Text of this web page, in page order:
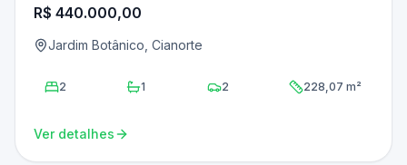
R$ 440.000,00
Jardim Botânico, Cianorte
2 1 2 228,07 m²
Ver detalhes